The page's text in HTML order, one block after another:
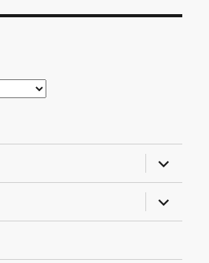
almenü
almenü